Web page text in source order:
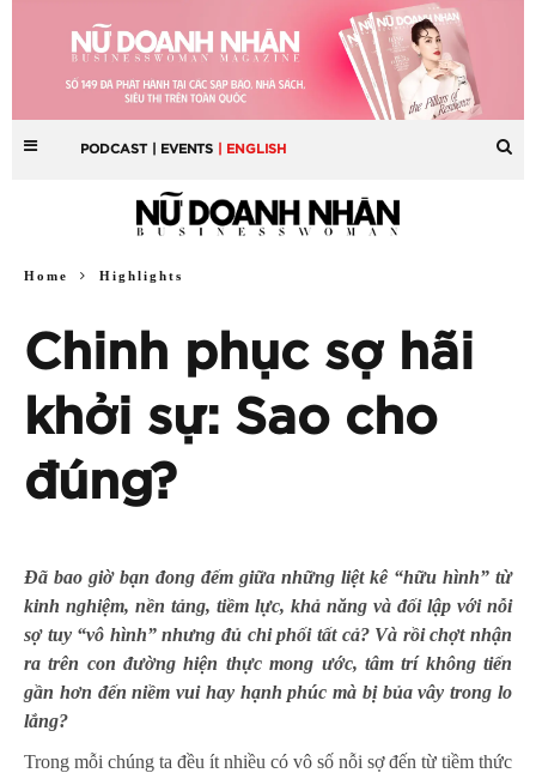
PODCAST | EVENTS | ENGLISH
Home Highlights
Chinh phục sợ hãi
khởi sự: Sao cho
đúng?
Đã bao giờ bạn đong đếm giữa những liệt kê “hữu hình” từ
kinh nghiệm, nền tảng, tiềm lực, khả năng và đối lập với nỗi
sợ tuy “vô hình” nhưng đủ chi phối tất cả? Và rồi chợt nhận
ra trên con đường hiện thực mong ước, tâm trí không tiến
gần hơn đến niềm vui hay hạnh phúc mà bị bủa vây trong lo
lắng?
Trong mỗi chúng ta đều ít nhiều có vô số nỗi sợ đến từ tiềm thức